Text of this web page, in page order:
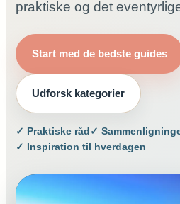
praktiske og det
Start med de bedste guides
Udforsk kategorier
✓ Praktiske råd✓
✓ Inspiration til hverdagen